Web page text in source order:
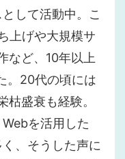
して活動中。こ
上げや大規模サ
など、10年以上
。20代の頃には
枯盛衰も経験。
Webを活用した
、そうした声に